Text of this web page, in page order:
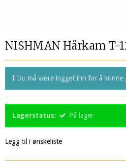
NISHMAN Hårkam T-
Du må være logget inn for å kunne
Lagerstatus: På lager
Legg til i ønskeliste